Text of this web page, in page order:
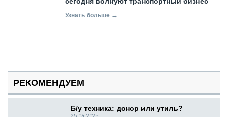
Узнать больше →
РЕКОМЕНДУЕМ
Б/у техника: донор или утиль?